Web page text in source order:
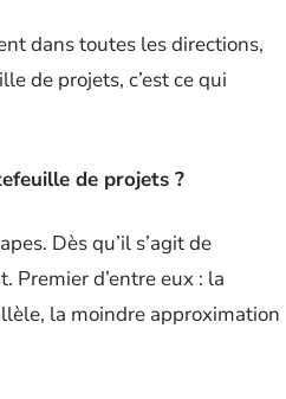
dans toutes les directions,
de projets, c’est ce qui
de projets ?
Dès qu’il s’agit de
Premier d’entre eux : la
la moindre approximation